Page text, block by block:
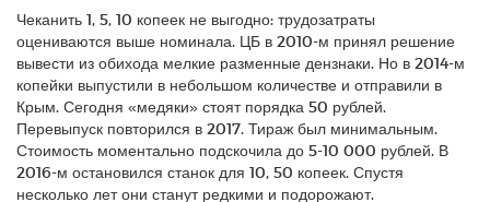
Чеканить 1, 5, 10 копеек не выгодно: трудозатраты
оцениваются выше номинала. ЦБ в 2010-м принял решение
вывести из обихода мелкие разменные дензнаки. Но в 2014-м
копейки выпустили в небольшом количестве и отправили в
Крым. Сегодня «медяки» стоят порядка 50 рублей.
Перевыпуск повторился в 2017. Тираж был минимальным.
Стоимость моментально подскочила до 5-10 000 рублей. В
2016-м остановился станок для 10, 50 копеек. Спустя
несколько лет они станут редкими и подорожают.